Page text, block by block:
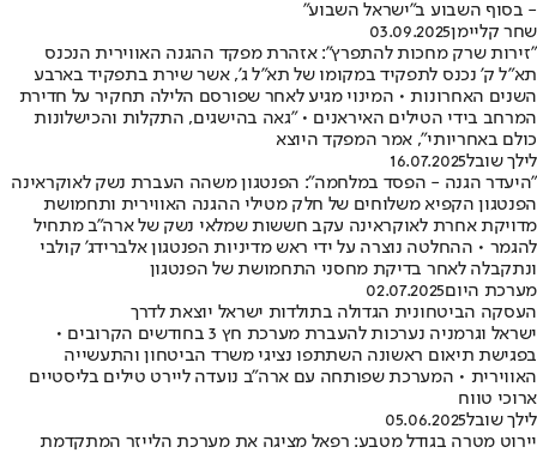
- בסוף השבוע ב"ישראל השבוע"
שחר קליימן03.09.2025
"זירות שרק מחכות להתפרץ": אזהרת מפקד ההגנה האווירית הנכנס
תא"ל ק' נכנס לתפקיד במקומו של תא"ל ג', אשר שירת בתפקיד בארבע
השנים האחרונות • המינוי מגיע לאחר שפורסם הלילה תחקיר על חדירת
המרחב בידי הטילים האיראנים • "גאה בהישגים, התקלות והכישלונות
כולם באחריותי", אמר המפקד היוצא
לילך שובל16.07.2025
"היעדר הגנה - הפסד במלחמה": הפנטגון משהה העברת נשק לאוקראינה
הפנטגון הקפיא משלוחים של חלק מטילי ההגנה האווירית ותחמושת
מדויקת אחרת לאוקראינה עקב חששות שמלאי נשק של ארה"ב מתחיל
להגמר • ההחלטה נוצרה על ידי ראש מדיניות הפנטגון אלברידג' קולבי
ונתקבלה לאחר בדיקת מחסני התחמושת של הפנטגון
מערכת היום02.07.2025
העסקה הביטחונית הגדולה בתולדות ישראל יוצאת לדרך
ישראל וגרמניה נערכות להעברת מערכת חץ 3 בחודשים הקרובים •
בפגישת תיאום ראשונה השתתפו נציגי משרד הביטחון והתעשייה
האווירית • המערכת שפותחה עם ארה"ב נועדה ליירט טילים בליסטיים
ארוכי טווח
לילך שובל05.06.2025
יירוט מטרה בגודל מטבע: רפאל מציגה את מערכת הלייזר המתקדמת